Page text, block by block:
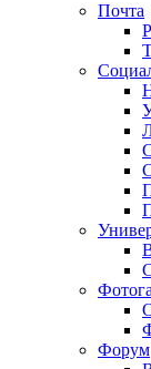
Почта
Форум